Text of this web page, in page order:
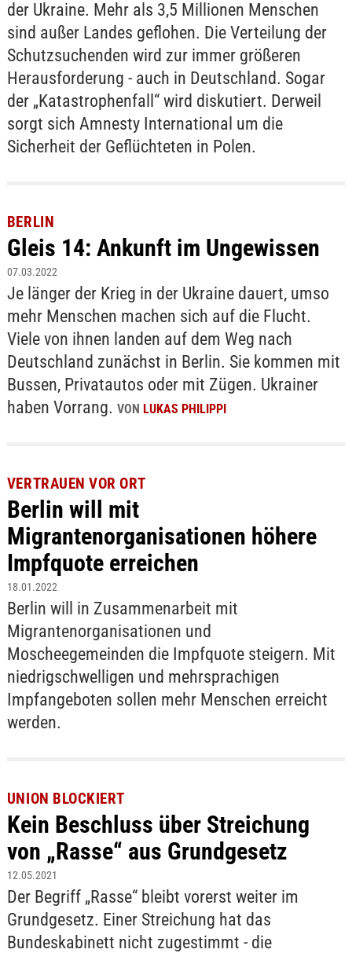
der Ukraine. Mehr als 3,5 Millionen Menschen
sind außer Landes geflohen. Die Verteilung der
Schutzsuchenden wird zur immer größeren
Herausforderung - auch in Deutschland. Sogar
der „Katastrophenfall“ wird diskutiert. Derweil
sorgt sich Amnesty International um die
Sicherheit der Geflüchteten in Polen.
BERLIN
Gleis 14: Ankunft im Ungewissen
07.03.2022
Je länger der Krieg in der Ukraine dauert, umso
mehr Menschen machen sich auf die Flucht.
Viele von ihnen landen auf dem Weg nach
Deutschland zunächst in Berlin. Sie kommen mit
Bussen, Privatautos oder mit Zügen. Ukrainer
haben Vorrang. VON LUKAS PHILIPPI
VERTRAUEN VOR ORT
Berlin will mit
Migrantenorganisationen höhere
Impfquote erreichen
18.01.2022
Berlin will in Zusammenarbeit mit
Migrantenorganisationen und
Moscheegemeinden die Impfquote steigern. Mit
niedrigschwelligen und mehrsprachigen
Impfangeboten sollen mehr Menschen erreicht
werden.
UNION BLOCKIERT
Kein Beschluss über Streichung
von „Rasse“ aus Grundgesetz
12.05.2021
Der Begriff „Rasse“ bleibt vorerst weiter im
Grundgesetz. Einer Streichung hat das
Bundeskabinett nicht zugestimmt - die